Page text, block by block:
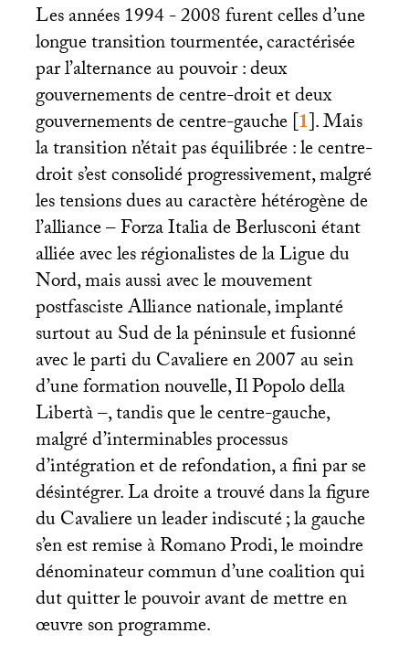
Les années 1994 - 2008 furent celles d’une
longue transition tourmentée, caractérisée
par l’alternance au pouvoir : deux
gouvernements de centre-droit et deux
gouvernements de centre-gauche[1]. Mais
la transition n’était pas équilibrée : le centre-
droit s’est consolidé progressivement, malgré
les tensions dues au caractère hétérogène de
l’alliance – Forza Italia de Berlusconi étant
alliée avec les régionalistes de la Ligue du
Nord, mais aussi avec le mouvement
postfasciste Alliance nationale, implanté
surtout au Sud de la péninsule et fusionné
avec le parti du Cavaliere en 2007 au sein
d’une formation nouvelle, Il Popolo della
Libertà –, tandis que le centre-gauche,
malgré d’interminables processus
d’intégration et de refondation, a fini par se
désintégrer. La droite a trouvé dans la figure
du Cavaliere un leader indiscuté; la gauche
s’en est remise à Romano Prodi, le moindre
dénominateur commun d’une coalition qui
dut quitter le pouvoir avant de mettre en
œuvre son programme.